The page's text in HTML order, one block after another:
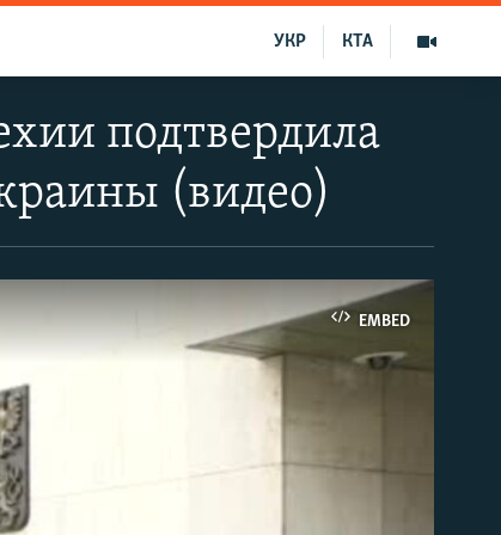
КТА
УКР
подтвердила
(видео)
EMBED